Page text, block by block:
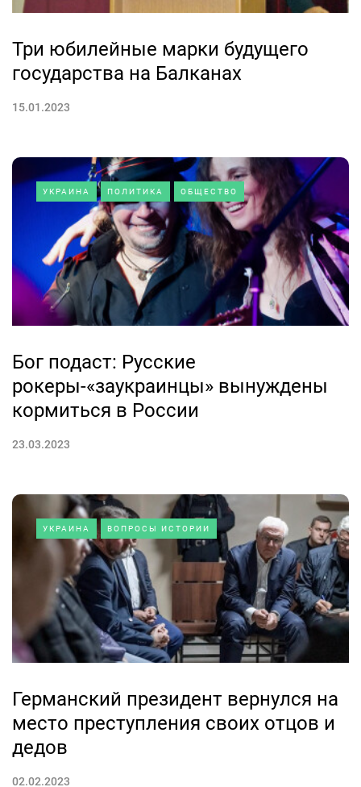
Три юбилейные марки будущего
государства на Балканах
15.01.2023
УКРАИНА ПОЛИТИКА ОБЩЕСТВО
Бог подаст: Русские
рокеры-«заукраинцы» вынуждены
кормиться в России
23.03.2023
УКРАИНА ВОПРОСЫ ИСТОРИИ
Германский президент вернулся на
место преступления своих отцов и
дедов
02.02.2023